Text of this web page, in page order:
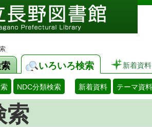
いろいろ検索 新着資料
NDC分類検索 新着資料 テーマ資料
索